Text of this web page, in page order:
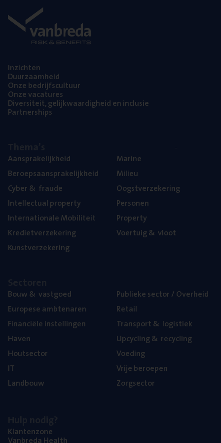
Inzich­ten
Duur­zaam­heid
Onze bedrijfs­cul­tuur
Onze vaca­tu­res
Diver­si­teit, gelijk­waar­dig­heid en inclusie
Part­ner­ships
Aan­spra­ke­lijk­heid
Beroeps­aan­spra­ke­lijk­heid
Cyber& fraude
Intel­lec­tu­al property
Inter­na­ti­o­na­le Mobiliteit
Kre­diet­ver­ze­ke­ring
Kunst­ver­ze­ke­ring
Mari­ne
Mili­eu
Oogst­ver­ze­ke­ring
Per­so­nen
Pro­per­ty
Voer­tuig& vloot
Bouw& vastgoed
Euro­pe­se ambtenaren
Finan­ci­ë­le instellingen
Haven
Hout­sec­tor
IT
Land­bouw
Publie­ke sec­tor / Overheid
Retail
Trans­port& logistiek
Upcy­cling& recycling
Voe­ding
Vrije beroe­pen
Zorg­sec­tor
Klan­ten­zo­ne
Van­b­re­da Health